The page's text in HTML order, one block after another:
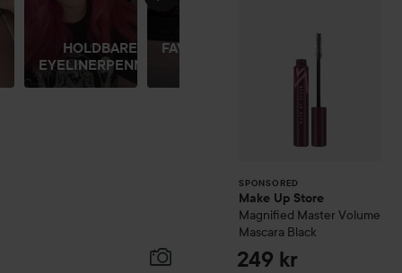
HOLDBARE
EYELINERPENNER
FAVORITTPARFYMER
SPONSORED
Make Up Store
Magnified Master Volume
Mascara Black
249 kr